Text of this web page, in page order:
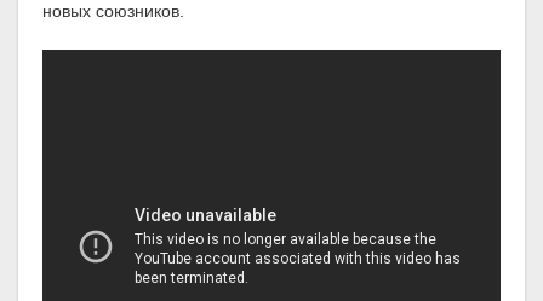
новых союзников.